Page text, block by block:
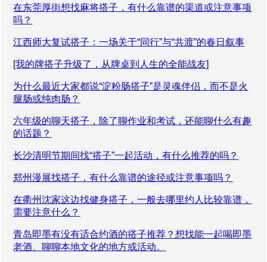
在东莞厚街想找麻将搭子，有什么靠谱的渠道或注意事项
吗？
江西师大复试搭子：一场关于“同行”与“共渡”的春日叙事
[我的牌搭子升级了，从牌桌到人生的全能战友]
为什么最近大家都说“淀粉肠搭子”是灵魂伴侣，而不是火
腿肠或纯肉肠？
六年级的聊天搭子，除了聊作业和考试，还能聊什么有趣
的话题？
长沙清明节期间找“搭子”一起活动，有什么推荐的吗？
郑州漫展找搭子，有什么靠谱的途径或注意事项吗？
在衢州沈家这边找健身搭子，一般去哪里约人比较靠谱，
需要注意什么？
青岛即墨有没有适合约酒的搭子推荐？想找能一起喝即墨
老酒、聊聊本地文化的地方或活动。